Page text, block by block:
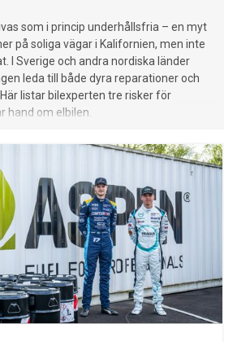
som i princip underhållsfria – en myt
på soliga vägar i Kalifornien, men inte
I Sverige och andra nordiska länder
leda till både dyra reparationer och
listar bilexperten tre risker för
hand om elbilen.